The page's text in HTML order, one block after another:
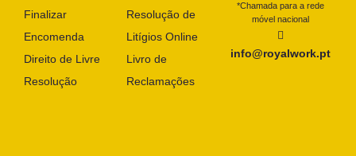
Finalizar
Encomenda
Direito de Livre
Resolução
Resolução de
Litígios Online
Livro de
Reclamações
*Chamada para a rede
móvel nacional
info@royalwork.pt